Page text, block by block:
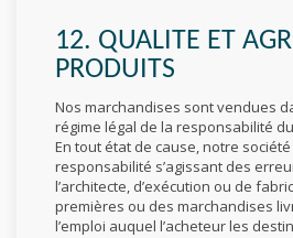
12. QUALITE ET
PRODUITS
Nos marchandises sont vendues
régime légal de la responsabilité
En tout état de cause, notre
responsabilité s’agissant des
l’architecte, d’exécution ou de
premières ou des marchandises
l’emploi auquel l’acheteur les